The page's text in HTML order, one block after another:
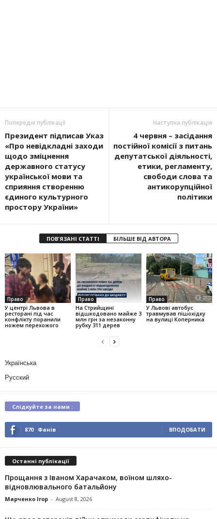
Попередні публікації
Президент підписав Указ
«Про невідкладні заходи
щодо зміцнення
державного статусу
української мови та
сприяння створенню
єдиного культурного
простору України»
Наступна публікація
4 червня – засідання
постійної комісії з питань
депутатської діяльності,
етики, регламенту,
свободи слова та
антикорупційної
політики
ПОВ'ЯЗАНІ СТАТТІ БІЛЬШЕ ВІД АВТОРА
Право
У центрі Львова в
ресторані під час
конфлікту поранили
ножем перехожого
Право
На Стрийщині
відшкодовано майже 3
млн грн за незаконну
рубку 311 дерев
Право
У Львові автобус
травмував пішохідку
на вулиці Коперника
Українська
Русский
Слідкуйте за нами :
870 Фанів ВПОДОБАТИ
Останні публікації
Прощання з Іваном Харачаком, воїном шляхо-
відновлювального батальйону
Марченко Ігор - August 8, 2026